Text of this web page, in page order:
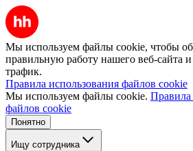
Мы используем файлы cookie, чтобы
правильную работу нашего веб-сайта и
трафик.
Правила использования файлов cookie
Мы используем файлы cookie. Правила
файлов cookie
Понятно
Ищу сотрудника